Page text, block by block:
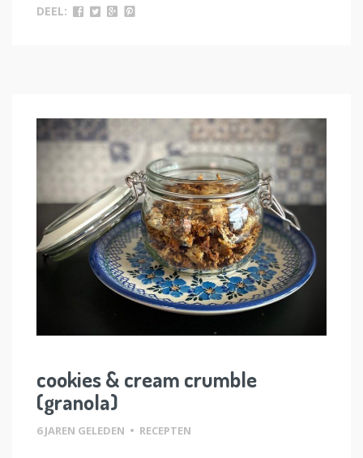
DEEL:
cookies & cream crumble
(granola)
6 JAREN GELEDEN • RECEPTEN